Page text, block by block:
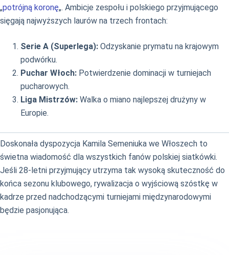
„potrójną koronę„. Ambicje zespołu i polskiego przyjmującego
sięgają najwyższych laurów na trzech frontach:
Serie A (Superlega): Odzyskanie prymatu na krajowym
podwórku.
Puchar Włoch: Potwierdzenie dominacji w turniejach
pucharowych.
Liga Mistrzów: Walka o miano najlepszej drużyny w
Europie.
Doskonała dyspozycja Kamila Semeniuka we Włoszech to
świetna wiadomość dla wszystkich fanów polskiej siatkówki.
Jeśli 28-letni przyjmujący utrzyma tak wysoką skuteczność do
końca sezonu klubowego, rywalizacja o wyjściową szóstkę w
kadrze przed nadchodzącymi turniejami międzynarodowymi
będzie pasjonująca.